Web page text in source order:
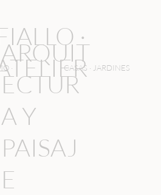
CASAS · JARDINES
·
ARQUIT
ECTUR
A Y
PAISAJ
E
·